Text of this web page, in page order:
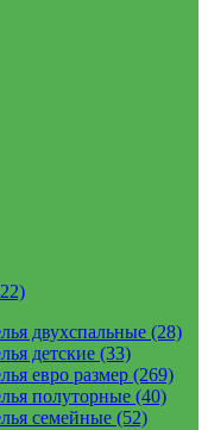
двухспальные (28)
детские (33)
евро размер (269)
полуторные (40)
семейные (52)